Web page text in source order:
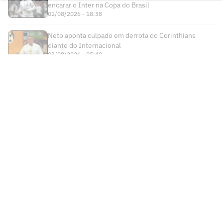
encarar o Inter na Copa do Brasil
02/08/2026 - 18:38
Neto aponta culpado em derrota do Corinthians
diante do Internacional
03/08/2026 - 05:40